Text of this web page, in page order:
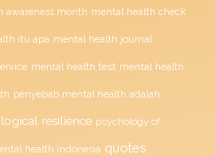
awareness month mental health check
itu apa mental health journal
mental health test mental health
penyebab mental health adalah
resilience psychology of
health indonesia quotes